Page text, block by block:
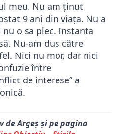
meu. Nu am ținut
9 ani din viața. Nu a
o sa plec. Instanța
Nu-am dus către
Nici nu mor, dar nici
între
de interese” a
de Argeș și pe pagina